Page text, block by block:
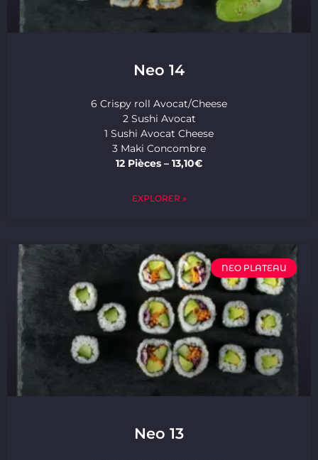
Neo 14
6 Crispy roll Avocat/Cheese
2 Sushi Avocat
1 Sushi Avocat Cheese
3 Maki Concombre
12 Pièces – 13,10€
EXPLORER »
NEO PLATEAU
Neo 13